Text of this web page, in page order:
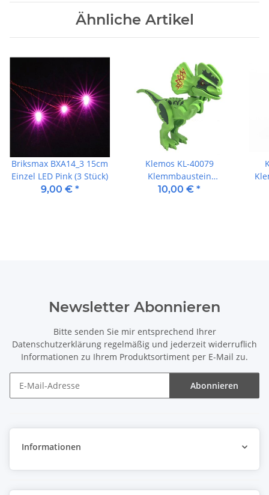
Ähnliche Artikel
Briksmax BXA14_3 15cm
Einzel LED Pink (3 Stück)
9,00 € *
Klemos KL-40079
Klemmbaustein
Dinosaurier
10,00 € *
Newsletter Abonnieren
Bitte senden Sie mir entsprechend Ihrer
Datenschutzerklärung regelmäßig und jederzeit widerruflich
Informationen zu Ihrem Produktsortiment per E-Mail zu.
Abonnieren
Informationen